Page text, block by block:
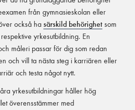
från gymnasieskolan eller
också ha särskild behörighet som
yrkesutbildning. En
måleri passar för dig som redan
och vill ta nästa steg i karriären eller
och testa något nytt.
yrkesutbildningar håller hög
överensstämmer med